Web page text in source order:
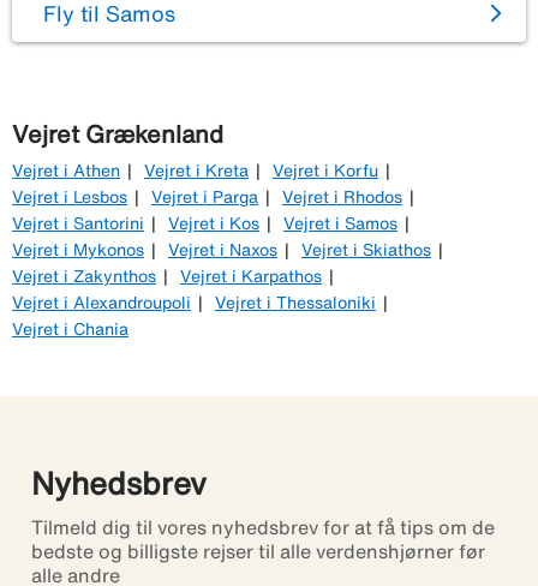
Fly til Samos
Vejret Grækenland
Vejret i Athen Vejret i Kreta
Vejret i Korfu
Vejret i Lesbos
Vejret i Parga
Vejret i Rhodos
Vejret i Santorini
Vejret i Kos
Vejret i Samos
Vejret i Mykonos
Vejret i Naxos
Vejret i Skiathos
Vejret i Zakynthos
Vejret i Karpathos
Vejret i Alexandroupoli
Vejret i Thessaloniki
Vejret i Chania
Nyhedsbrev
Tilmeld dig til vores nyhedsbrev for at få tips om de
bedste og billigste rejser til alle verdenshjørner før
alle andre